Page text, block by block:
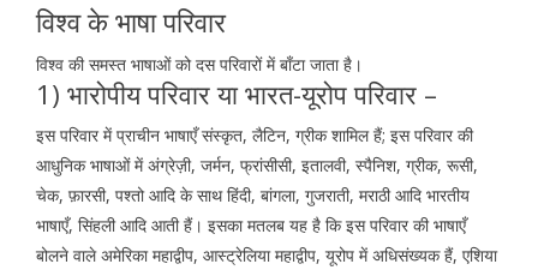
विश्व के भाषा परिवार
विश्व की समस्त भाषाओं को दस परिवारों में बाँटा जाता है।
1) भारोपीय परिवार या भारत-यूरोप परिवार –
इस परिवार में प्राचीन भाषाएँ संस्कृत, लैटिन, ग्रीक शामिल हैं; इस परिवार की
आधुनिक भाषाओं में अंग्रेज़ी, जर्मन, फ्रांसीसी, इतालवी, स्पैनिश, ग्रीक, रूसी,
चेक, फ़ारसी, पश्तो आदि के साथ हिंदी, बांगला, गुजराती, मराठी आदि भारतीय
भाषाएँ, सिंहली आदि आती हैं। इसका मतलब यह है कि इस परिवार की भाषाएँ
बोलने वाले अमेरिका महाद्वीप, आस्ट्रेलिया महाद्वीप, यूरोप में अधिसंख्यक हैं, एशिया